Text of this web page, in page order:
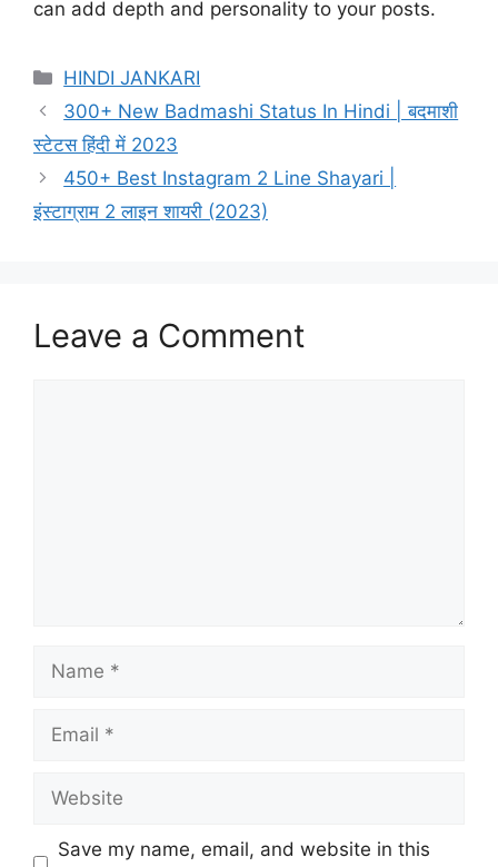
can add depth and personality to your posts.
Categories
HINDI JANKARI
300+ New Badmashi Status In Hindi | बदमाशी
स्टेटस हिंदी में 2023
450+ Best Instagram 2 Line Shayari |
इंस्टाग्राम 2 लाइन शायरी (2023)
Leave a Comment
Save my name, email, and website in this